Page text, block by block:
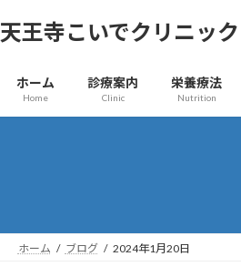
天王寺こいでクリニッ
ホーム
Home
診療案内
Clinic
栄養療法
Nutrition
ホーム ブログ 2024年1月20日